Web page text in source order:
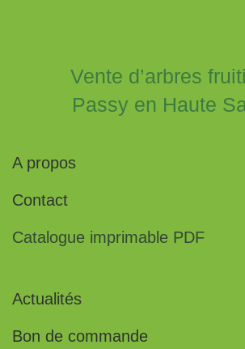
Vente d’arbres
Passy en Haute
A propos
Contact
Catalogue imprimable PDF
Actualités
Bon de commande